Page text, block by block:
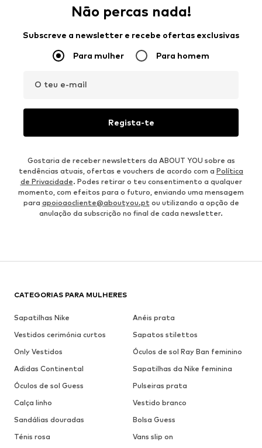
Não percas nada!
Subscreve a newsletter e recebe ofertas exclusivas
Para mulher Para homem
O teu e-mail
Regista-te
Gostaria de receber newsletters da ABOUT YOU sobre as
tendências atuais, ofertas e vouchers de acordo com a Política
de Privacidade. Podes retirar o teu consentimento a qualquer
momento, com efeitos para o futuro, enviando uma mensagem
para apoioaocliente@aboutyou.pt ou utilizando a opção de
anulação da subscrição no final de cada newsletter.
CATEGORIAS PARA MULHERES
Sapatilhas Nike
Anéis prata
Vestidos cerimónia curtos
Sapatos stilettos
Only Vestidos
Óculos de sol Ray Ban feminino
Adidas Continental
Sapatilhas da Nike feminina
Óculos de sol Guess
Pulseiras prata
Calça linho
Vestido branco
Sandálias douradas
Bolsa Guess
Ténis rosa
Vans slip on